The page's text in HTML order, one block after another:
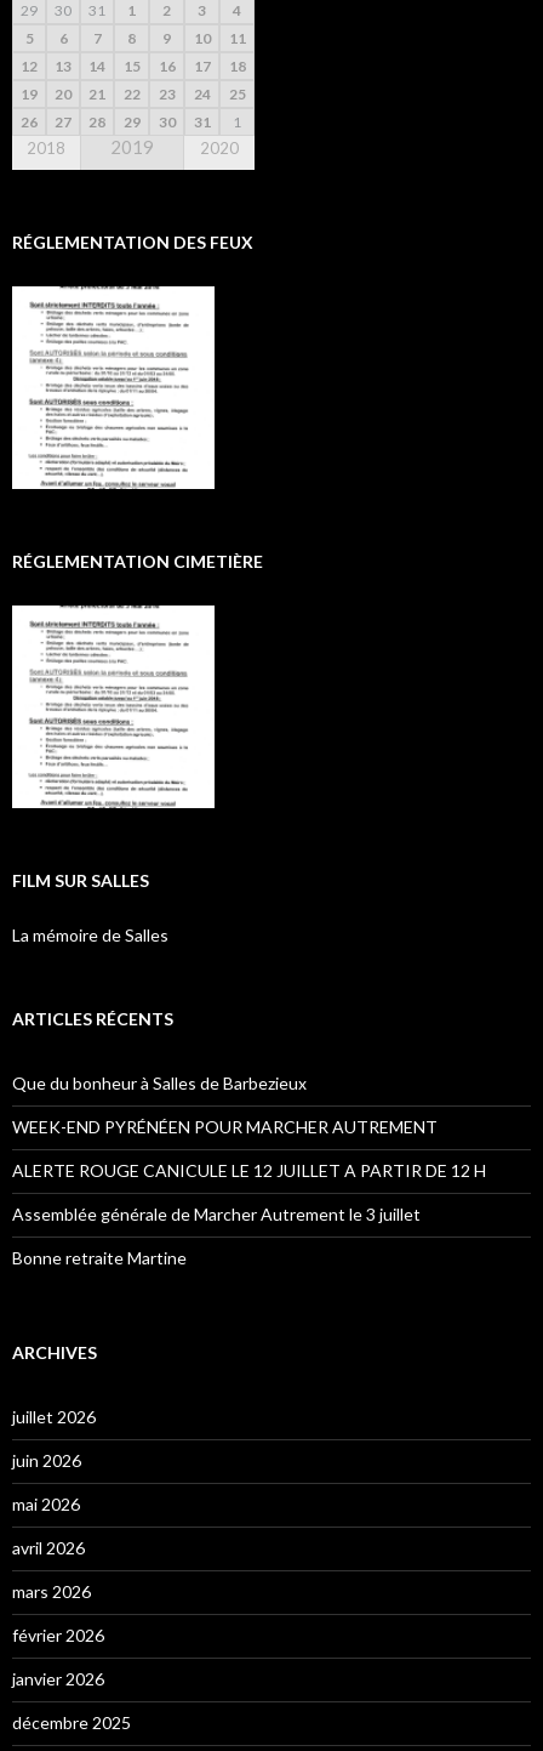
29 30 31 1 2 3
4
5
6 7 8 9 10
11
12
13 14 15 16 17
18
19
20 21 22 23 24
25
26
27 28 29 30 31 1
2018 2019 2020
RÉGLEMENTATION DES FEUX
RÉGLEMENTATION CIMETIÈRE
FILM SUR SALLES
La mémoire de Salles
ARTICLES RÉCENTS
Que du bonheur à Salles de Barbezieux
WEEK-END PYRÉNÉEN POUR MARCHER AUTREMENT
ALERTE ROUGE CANICULE LE 12 JUILLET A PARTIR DE 12 H
Assemblée générale de Marcher Autrement le 3 juillet
Bonne retraite Martine
ARCHIVES
juillet 2026
juin 2026
mai 2026
avril 2026
mars 2026
février 2026
janvier 2026
décembre 2025